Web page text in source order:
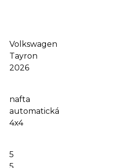
Volkswagen
Tayron
2026
nafta
automatická
4x4
5